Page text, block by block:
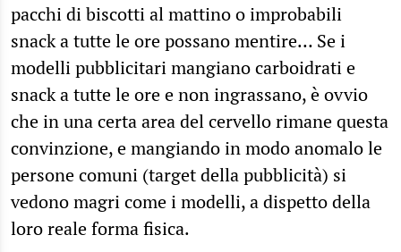
pacchi di biscotti al mattino o improbabili
snack a tutte le ore possano mentire… Se i
modelli pubblicitari mangiano carboidrati e
snack a tutte le ore e non ingrassano, è ovvio
che in una certa area del cervello rimane questa
convinzione, e mangiando in modo anomalo le
persone comuni (target della pubblicità) si
vedono magri come i modelli, a dispetto della
loro reale forma fisica.